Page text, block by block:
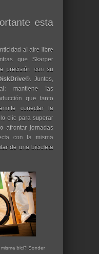
esta
al aire libre
que Skarper
precisión con su
. Juntos,
mantiene las
que tanto
conectar la
clic para superar
afrontar jornadas
con la misma
de una bicicleta
bici? Sonder